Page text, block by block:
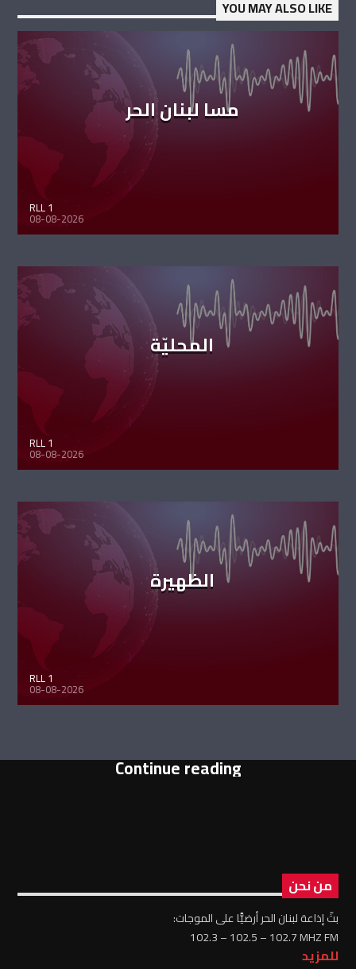
YOU MAY ALSO LIKE
مسا لبنان الحر
RLL 1
08-08-2026
المحليّة
RLL 1
08-08-2026
الظهيرة
RLL 1
08-08-2026
Continue reading
من نحن
بثّ إذاعة لبنان الحر أرضيًّا على الموجات:
102.3 – 102.5 – 102.7 MHZ FM
للمزيد